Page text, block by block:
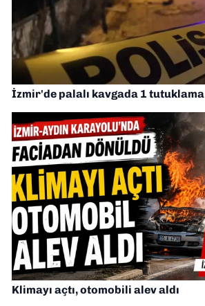
İzmir'de palalı kavgada 1 tutuklama
Klimayı açtı, otomobili alev aldı